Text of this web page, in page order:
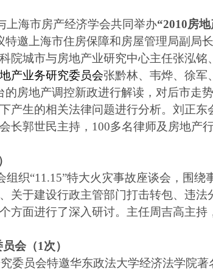
上海市房产经济学会共同举办“2010房
特邀上海市住房保障和房屋管理局副局长
院城市与房地产业研究中心主任张泓铭、
产业务研究委员会张黔林、 韦烨、徐军、
的房地产调控新政进行解读，对后市走
产生的相关法律问题进行分析。刘正东
长郭世民主持， 100多名律师及房地产
组织“11.15”特大火灾事故座谈会，围绕
关于建设行政主管部门打击转包、违法
方面进行了深入研讨。主任周吉高主持
员会（1次）
委员会特邀华东政法大学经济法学院著